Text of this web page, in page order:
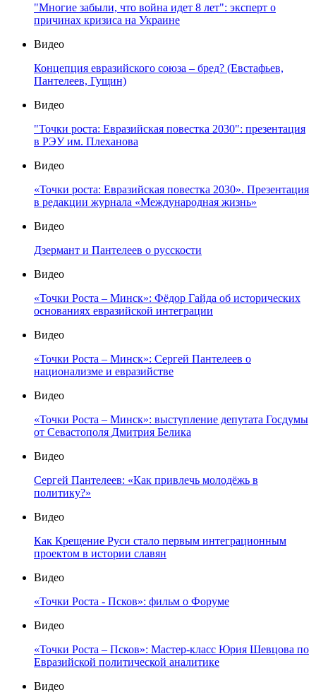
"Многие забыли, что война идет 8 лет": эксперт о
причинах кризиса на Украине
Видео
Концепция евразийского союза – бред? (Евстафьев,
Пантелеев, Гущин)
Видео
"Точки роста: Евразийская повестка 2030": презентация
в РЭУ им. Плеханова
Видео
«Точки роста: Евразийская повестка 2030». Презентация
в редакции журнала «Международная жизнь»
Видео
Дзермант и Пантелеев о русскости
Видео
«Точки Роста – Минск»: Фёдор Гайда об исторических
основаниях евразийской интеграции
Видео
«Точки Роста – Минск»: Сергей Пантелеев о
национализме и евразийстве
Видео
«Точки Роста – Минск»: выступление депутата Госдумы
от Севастополя Дмитрия Белика
Видео
Сергей Пантелеев: «Как привлечь молодёжь в
политику?»
Видео
Как Крещение Руси стало первым интеграционным
проектом в истории славян
Видео
«Точки Роста - Псков»: фильм о Форуме
Видео
«Точки Роста – Псков»: Мастер-класс Юрия Шевцова по
Евразийской политической аналитике
Видео